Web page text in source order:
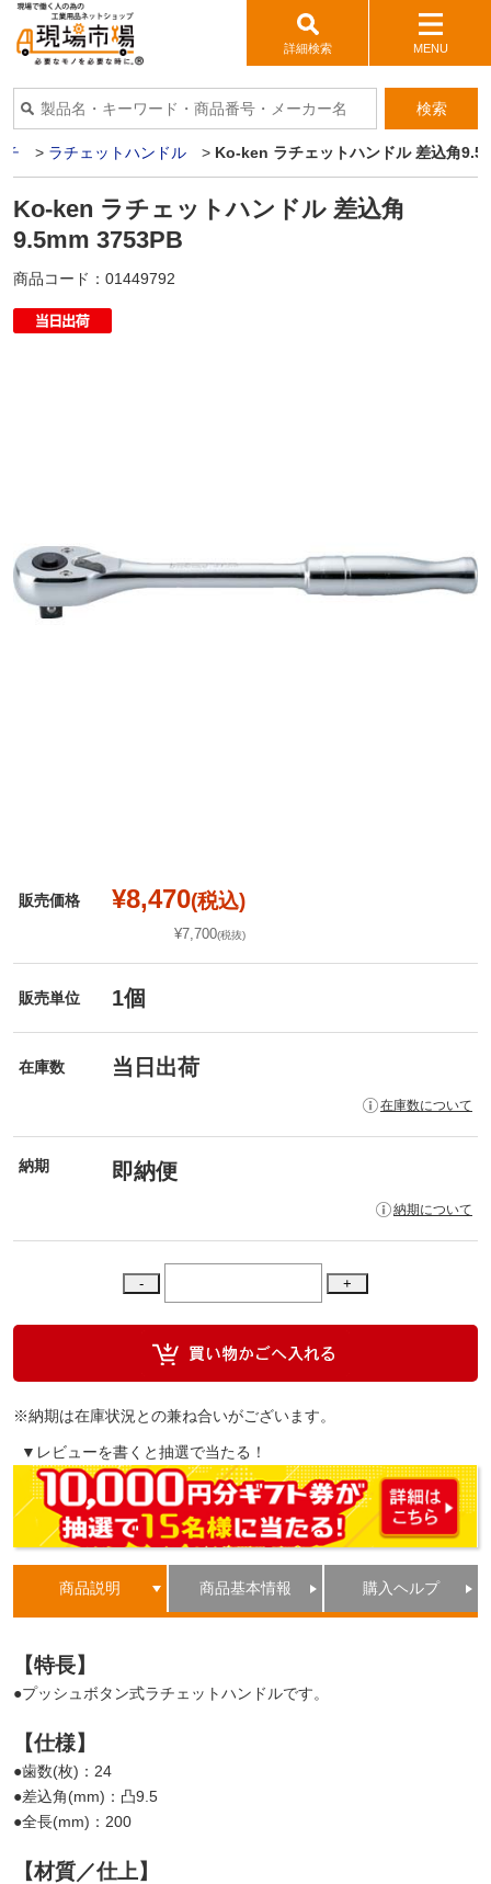
詳細検索 MENU
検索
チ > ラチェットハンドル > Ko-ken ラチェットハンドル 差込角
Ko-ken ラチェットハンドル 差込角
9.5mm 3753PB
商品コード： 01449792
販売価格 ¥8,470(税込)
¥7,700(税抜)
販売単位 1個
在庫数 当日出荷
在庫数について
納期 即納便
納期について
※納期は在庫状況との兼ね合いがございます。
▼レビューを書くと抽選で当たる！
商品説明 商品基本情報 購入ヘルプ
【特長】
●プッシュボタン式ラチェットハンドルです。
【仕様】
●歯数(枚)：24
●差込角(mm)：凸9.5
●全長(mm)：200
【材質／仕上】